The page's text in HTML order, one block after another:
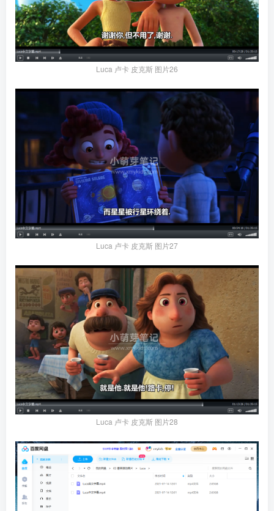
Luca 卢卡 皮克斯 图片26
Luca 卢卡 皮克斯 图片27
Luca 卢卡 皮克斯 图片28